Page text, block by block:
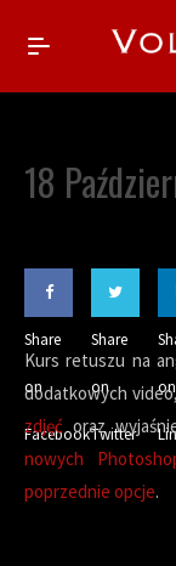
18
Share
on
Facebook
Share
on
Twitter
on
Kurs retuszu na
dodatkowych
zdjęćoraz
nowych
poprzednie opcje.